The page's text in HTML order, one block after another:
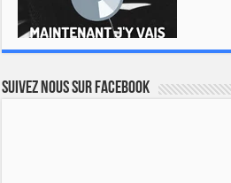
Suivez nous sur Facebook